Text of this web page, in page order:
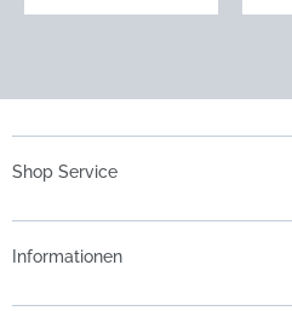
Shop Service
Informationen